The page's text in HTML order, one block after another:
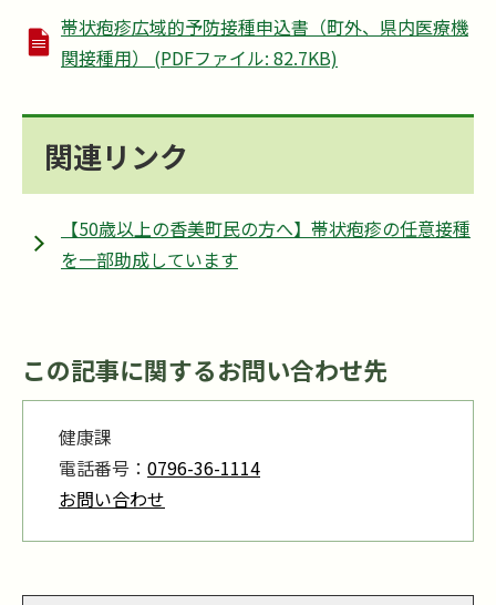
帯状疱疹広域的予防接種申込書（町外、県内医療機
関接種用） (PDFファイル: 82.7KB)
関連リンク
【50歳以上の香美町民の方へ】帯状疱疹の任意接種
を一部助成しています
この記事に関するお問い合わせ先
健康課
電話番号： 0796-36-1114
お問い合わせ